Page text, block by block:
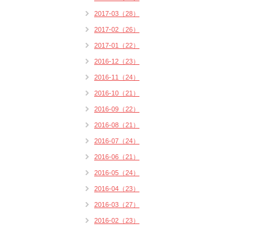
2017-03（28）
2017-02（26）
2017-01（22）
2016-12（23）
2016-11（24）
2016-10（21）
2016-09（22）
2016-08（21）
2016-07（24）
2016-06（21）
2016-05（24）
2016-04（23）
2016-03（27）
2016-02（23）